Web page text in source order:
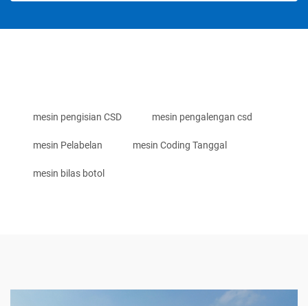
mesin pengisian CSD mesin pengalengan csd
mesin Pelabelan mesin Coding Tanggal
mesin bilas botol